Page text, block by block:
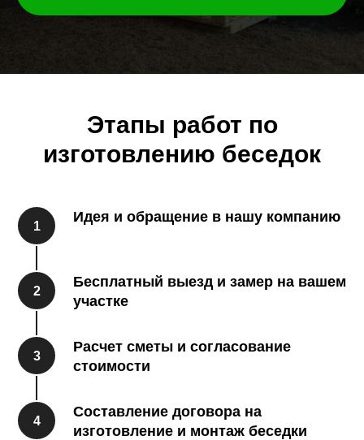
Этапы работ по
изготовлению беседок
1
Идея и обращение в нашу компанию
2
Бесплатный выезд и замер на вашем
участке
3
Расчет сметы и согласование
стоимости
4
Составление договора на
изготовление и монтаж беседки